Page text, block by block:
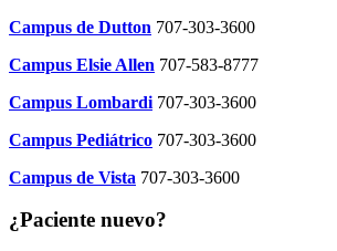
Campus de Dutton 707-303-3600
Campus Elsie Allen 707-583-8777
Campus Lombardi 707-303-3600
Campus Pediátrico 707-303-3600
Campus de Vista 707-303-3600
¿Paciente nuevo?